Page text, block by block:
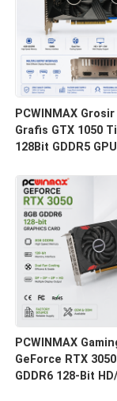
PCWINMAX
Grafis GTX 1050 Ti
128Bit GDDR5
DP DVI Untuk
PCWINMAX
GeForce RTX 3050
GDDR6 128-Bit